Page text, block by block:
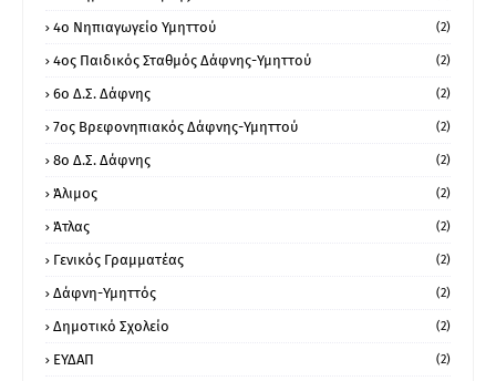
4ο Νηπιαγωγείο Υμηττού (2)
4ος Παιδικός Σταθμός Δάφνης-Υμηττού (2)
6ο Δ.Σ. Δάφνης (2)
7ος Βρεφονηπιακός Δάφνης-Υμηττού (2)
8ο Δ.Σ. Δάφνης (2)
Άλιμος (2)
Άτλας (2)
Γενικός Γραμματέας (2)
Δάφνη-Υμηττός (2)
Δημοτικό Σχολείο (2)
ΕΥΔΑΠ (2)